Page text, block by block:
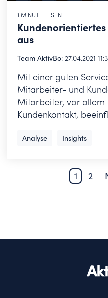
1 MINUTE LESEN
aus
Team AktivBo: 27.04.2021
Mit einer guten
Mitarbeiter- und
Mitarbeiter, vor allem
Kundenkontakt,
Analyse Insights
1 2